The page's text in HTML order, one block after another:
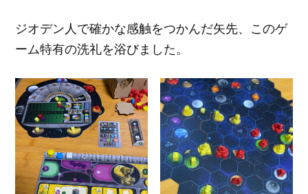
ジオデン人で確かな感触をつかんだ矢先、このゲ
ーム特有の洗礼を浴びました。